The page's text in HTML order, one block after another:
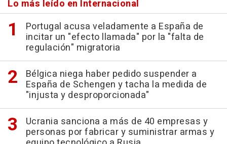
Lo más leído en Internacional
Portugal acusa veladamente a España de
incitar un "efecto llamada" por la "falta de
regulación" migratoria
Bélgica niega haber pedido suspender a
España de Schengen y tacha la medida de
"injusta y desproporcionada"
Ucrania sanciona a más de 40 empresas y
personas por fabricar y suministrar armas y